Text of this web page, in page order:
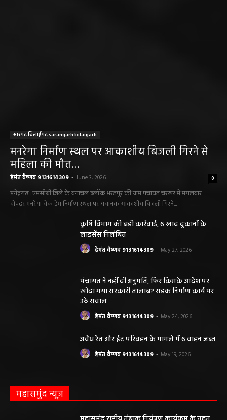
सारंगढ़ बिलाईगढ़ sarangarh bilaigarh
मनरेगा निर्माण स्थल पर आकाशीय बिजली गिरने से
महिला की मौत…
हेमंत वैष्णव 9131614309 - June 3, 2026 0
मनेंद्रगढ़। एमसीबी जिले के वनांचल ब्लॉक भरतपुर की ग्राम पंचायत चरखर में मंगलवार
दोपहर मनरेगा चेक डेम निर्माण स्थल पर अचानक आकाशीय बिजली गिरने...
कृषि विभाग की बड़ी कार्रवाई, 6 खाद दुकानों के
लाइसेंस निलंबित
हेमंत वैष्णव 9131614309 - May 27, 2026
पंचायत ने नहीं दी अनुमति, फिर किसके आदेश पर
खोदा गया सरकारी तालाब? सड़क निर्माण कार्य पर
उठे सवाल
हेमंत वैष्णव 9131614309 - May 24, 2026
अवैध रेत और ईंट परिवहन के मामले में 6 वाहन जब्त
हेमंत वैष्णव 9131614309 - May 19, 2026
महासमुंद न्यूज़